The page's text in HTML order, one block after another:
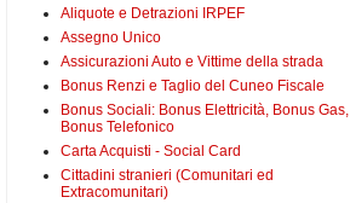
Aliquote e Detrazioni IRPEF
Assegno Unico
Assicurazioni Auto e Vittime della strada
Bonus Renzi e Taglio del Cuneo Fiscale
Bonus Sociali: Bonus Elettricità, Bonus Gas,
Bonus Telefonico
Carta Acquisti - Social Card
Cittadini stranieri (Comunitari ed
Extracomunitari)